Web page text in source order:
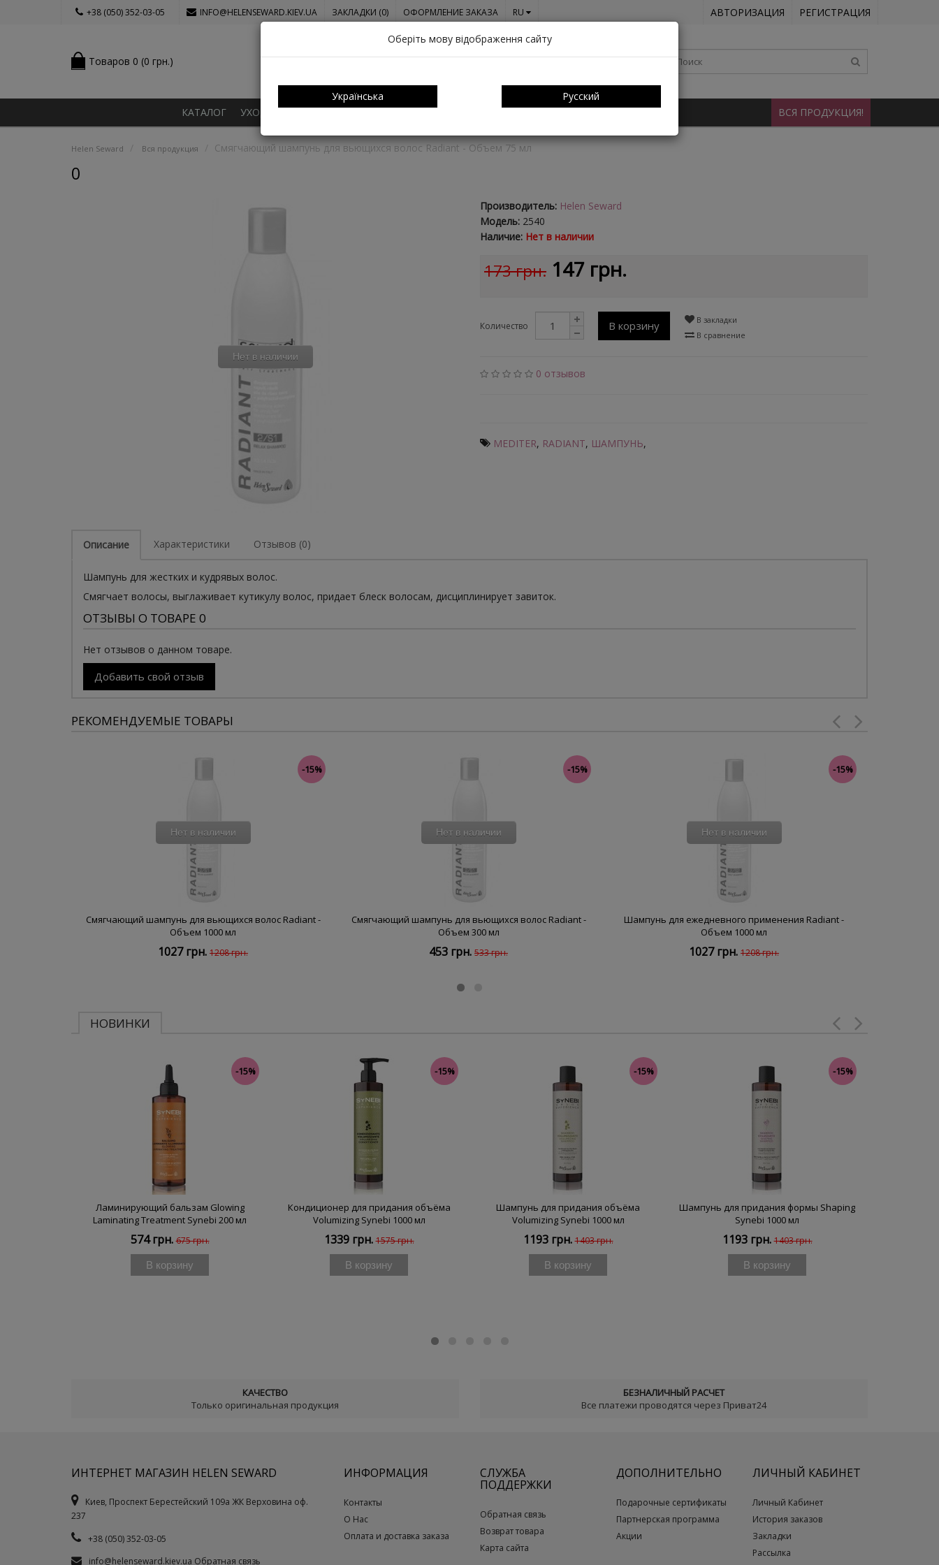
+38 (050) 352-03-05 INFO@HELENSEWARD.KIEV.UA ЗАКЛАДКИ (0) ОФОРМЛЕНИЕ ЗАКАЗА RU АВТОРИЗАЦИЯ РЕГИСТРАЦИЯ
Товаров 0 (0 грн.)
КАТАЛОГ УХОД ЗА ВОЛОСАМИ О НАС СЕРТИФИКАТЫ ОПЛАТА И ДОСТАВКА КОНТАКТЫ ВСЯ ПРОДУКЦИЯ!
Helen Seward Вся продукция Смягчающий шампунь для вьющихся волос Radiant - Объем 75 мл
0
Нет в наличии
Производитель: Helen Seward
Модель: 2540
Наличие: Нет в наличии
173 грн. 147 грн.
Количество В корзину
В закладки
В сравнение
0 отзывов
MEDITER, RADIANT, ШАМПУНЬ,
Описание Характеристики Отзывов (0)
Шампунь для жестких и кудрявых волос.
Смягчает волосы, выглаживает кутикулу волос, придает блеск волосам, дисциплинирует завиток.
ОТЗЫВЫ О ТОВАРЕ 0
Нет отзывов о данном товаре.
Добавить свой отзыв
РЕКОМЕНДУЕМЫЕ ТОВАРЫ
Нет в наличии
Смягчающий шампунь для вьющихся волос Radiant -
Объем 1000 мл
1027 грн. 1208 грн.
-15%
Нет в наличии
Смягчающий шампунь для вьющихся волос Radiant -
Объем 300 мл
453 грн. 533 грн.
-15%
Нет в наличии
Шампунь для ежедневного применения Radiant -
Объем 1000 мл
1027 грн. 1208 грн.
-15%
НОВИНКИ
Ламинирующий бальзам Glowing
Laminating Treatment Synebi 200 мл
574 грн. 675 грн.
-15%
В корзину
Кондиционер для придания объёма
Volumizing Synebi 1000 мл
1339 грн. 1575 грн.
-15%
В корзину
Шампунь для придания объёма
Volumizing Synebi 1000 мл
1193 грн. 1403 грн.
-15%
В корзину
Шампунь для придания формы Shaping
Synebi 1000 мл
1193 грн. 1403 грн.
-15%
В корзину
КАЧЕСТВО
Только оригинальная продукция
БЕЗНАЛИЧНЫЙ РАСЧЕТ
Все платежи проводятся через Приват24
ИНТЕРНЕТ МАГАЗИН HELEN SEWARD
Киев, Проспект Берестейский 109а ЖК Верховина оф.
237
+38 (050) 352-03-05
info@helenseward.kiev.ua Обратная связь
ИНФОРМАЦИЯ
Контакты
О Нас
Оплата и доставка заказа
СЛУЖБА
ПОДДЕРЖКИ
Обратная связь
Возврат товара
Карта сайта
ДОПОЛНИТЕЛЬНО
Подарочные сертификаты
Партнерская программа
Акции
ЛИЧНЫЙ КАБИНЕТ
Личный Кабинет
История заказов
Закладки
Рассылка
Оберіть мову відображення сайту
Українська Русский